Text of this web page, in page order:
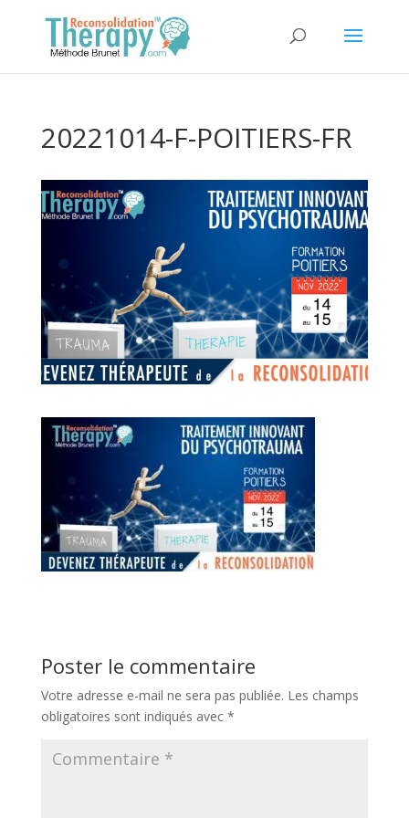
20221014-F-POITIERS-FR
Poster le commentaire
Votre adresse e-mail ne sera pas publiée. Les champs
obligatoires sont indiqués avec *